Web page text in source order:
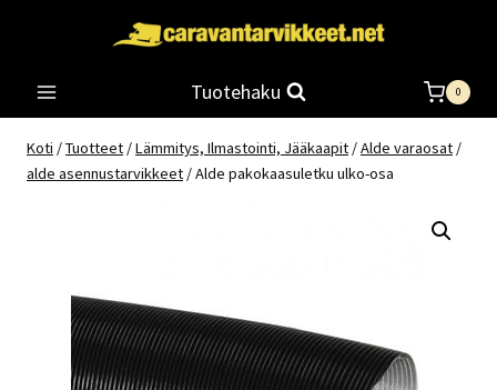
Tuotehaku 0
Koti /Tuotteet /Lämmitys, Ilmastointi, Jääkaapit /Alde varaosat /
alde asennustarvikkeet /Alde pakokaasuletku ulko-osa